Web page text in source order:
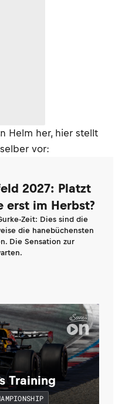
Helm her, hier stellt
vor:
2027: Platzt
erst im Herbst?
Zeit: Dies sind die
die hanebüchensten
Die Sensation zur
Training